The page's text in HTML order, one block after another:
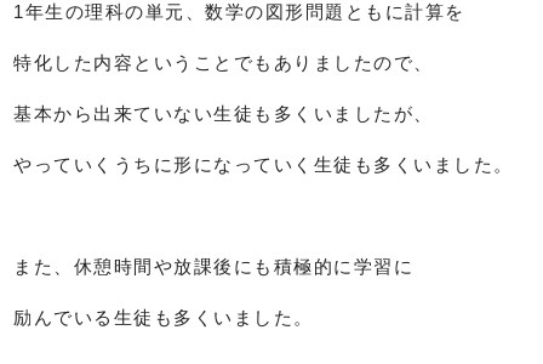
1年生の理科の単元、数学の図形問題ともに計算を
特化した内容ということでもありましたので、
基本から出来ていない生徒も多くいましたが、
やっていくうちに形になっていく生徒も多くいました。
また、休憩時間や放課後にも積極的に学習に
励んでいる生徒も多くいました。